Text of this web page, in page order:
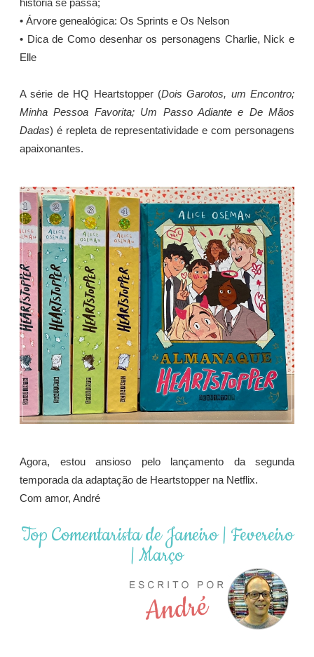
história se passa;
• Árvore genealógica: Os Sprints e Os Nelson
• Dica de Como desenhar os personagens Charlie, Nick e
Elle
A série de HQ Heartstopper (Dois Garotos, um Encontro;
Minha Pessoa Favorita; Um Passo Adiante e De Mãos
Dadas) é repleta de representatividade e com personagens
apaixonantes.
Agora, estou ansioso pelo lançamento da segunda
temporada da adaptação de Heartstopper na Netflix.
Com amor, André
Top Comentarista de Janeiro | Fevereiro
| Março